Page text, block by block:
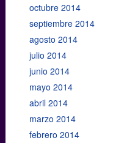
octubre 2014
septiembre 2014
agosto 2014
julio 2014
junio 2014
mayo 2014
abril 2014
marzo 2014
febrero 2014